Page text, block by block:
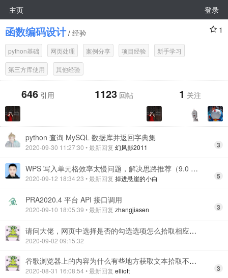
主页 登录
函数编码设计/ 经验 1
python基础 网页处理 案例分享 项目经验 新手学习
第三方库使用 其他经验
646 引用 1123 回帖 1 关注
python 查询 MySQL 数据库并返回字典集
2020-09-30 11:27:30 • 最新回复 幻风影2011 3
WPS 写入单元格效率太慢问题，解决思路推荐（9.0 版本）
2020-09-12 18:34:23 • 最新回复 掉进悬崖的小白 5
PRA2020.4 平台 API 接口调用
2020-09-10 18:05:39 • 最新回复 zhangjiasen 3
请问大佬，网页中选择是否的勾选选项怎么拾取相应的选择呀？
2020-09-02 09:15:32
谷歌浏览器上的内容为什么有些地方获取文本拾取不打数据
2020-08-31 16:08:54 • 最新回复 elliott 3